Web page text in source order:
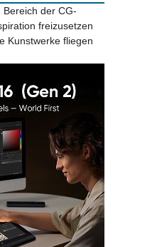
der CG-
freizusetzen
Kunstwerke fliegen